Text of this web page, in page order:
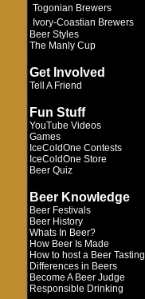
Togonian Brewers
Ivory-Coastian Brewers
Beer Styles
The Manly Cup
Get Involved
Tell A Friend
Fun Stuff
YouTube Videos
Games
IceColdOne Contests
IceColdOne Store
Beer Quiz
Beer Knowledge
Beer Festivals
Beer History
Whats In Beer?
How Beer Is Made
How to host a Beer Tasting
Differences in Beers
Become A Beer Judge
Responsible Drinking